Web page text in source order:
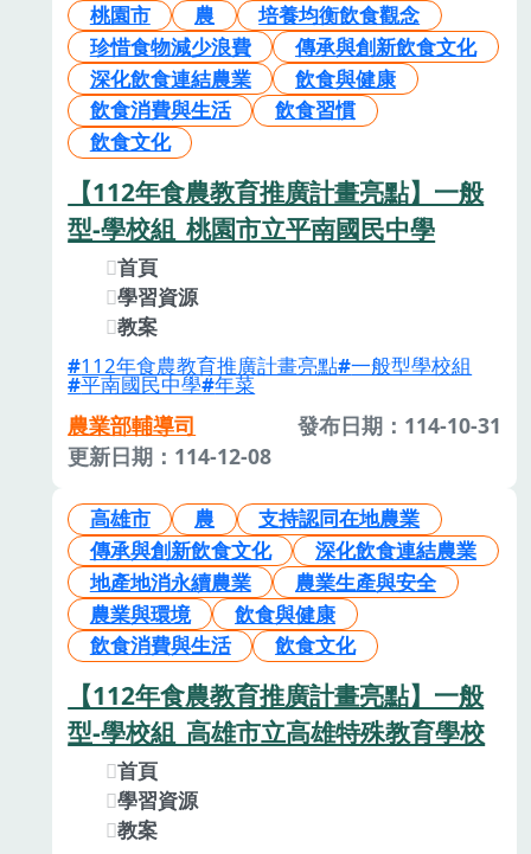
桃園市 農
培養均衡飲食觀念
珍惜食物減少浪費
傳承與創新飲食文化
深化飲食連結農業
飲食與健康
飲食消費與生活
飲食習慣
飲食文化
【112年食農教育推廣計畫亮點】一般
型-學校組_桃園市立平南國民中學
首頁
學習資源
教案
112年食農教育推廣計畫亮點 一般型學校組
平南國民中學 年菜
農業部輔導司
發布日期：114-10-31
更新日期：114-12-08
高雄市 農
支持認同在地農業
傳承與創新飲食文化
深化飲食連結農業
地產地消永續農業
農業生產與安全
農業與環境
飲食與健康
飲食消費與生活
飲食文化
【112年食農教育推廣計畫亮點】一般
型-學校組_高雄市立高雄特殊教育學校
首頁
學習資源
教案